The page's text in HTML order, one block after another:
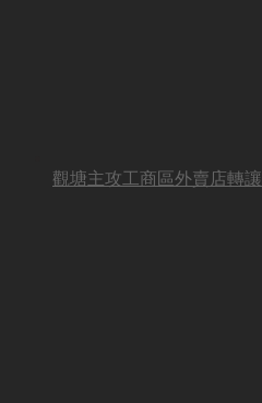
觀塘主攻工商區外賣店轉讓